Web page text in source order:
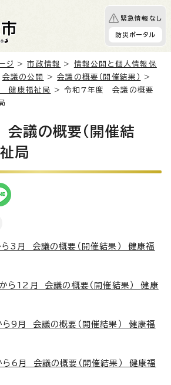
緊急情報なし
防災ポータル
ジ >市政情報 > 情報公開と個人情報保
会議の公開 >会議の概要（開催結果）
>
健康福祉局
> 令和7年度 会議の概要
議の概要（開催結
局
3月 会議の概要（開催結果） 健康福
ら12月 会議の概要（開催結果） 健康
9月 会議の概要（開催結果） 健康福
6月 会議の概要（開催結果） 健康福